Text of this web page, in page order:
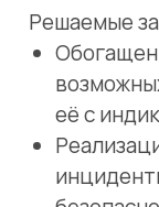
Оценка
Возможности: